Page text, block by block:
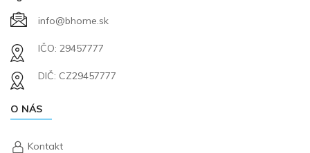
info@bhome.sk
IČO: 29457777
DIČ: CZ29457777
O NÁS
Kontakt